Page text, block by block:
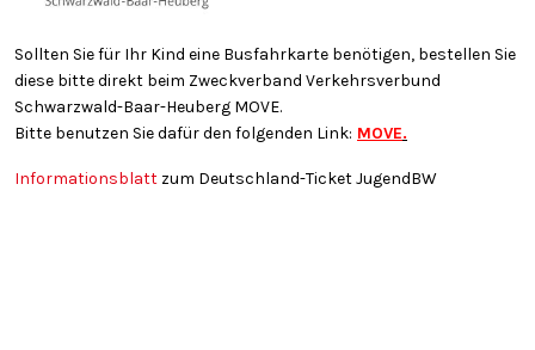
Sollten Sie für Ihr Kind eine Busfahrkarte benötigen, bestellen Sie
diese bitte direkt beim Zweckverband Verkehrsverbund
Schwarzwald-Baar-Heuberg MOVE.
Bitte benutzen Sie dafür den folgenden Link: MOVE.
Informationsblatt zum Deutschland-Ticket JugendBW